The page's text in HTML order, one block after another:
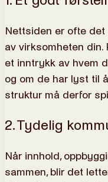
Nettsiden er ofte
av virksomheten din.
et inntrykk av hvem
og om de har lyst til
struktur må derfor
2. Tydelig
Når innhold,
sammen, blir det